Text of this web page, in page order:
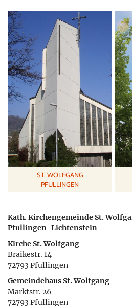
ST. WOLFGANG
PFULLINGEN
Kath. Kirchengemeinde St.
Pfullingen-Lichtenstein
Kirche St. Wolfgang
Braikestr. 14
72793 Pfullingen
Gemeindehaus St. Wolfgang
Marktstr. 26
72793 Pfullingen